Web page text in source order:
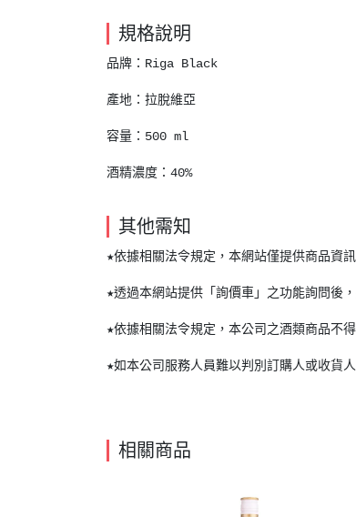
規格說明
品牌：Riga Black
產地：拉脫維亞
容量：500 ml
酒精濃度：40%
其他需知
★依據相關法令規定，本網站僅提供商品資
★透過本網站提供「詢價車」之功能詢問後
★依據相關法令規定，本公司之酒類商品不
★如本公司服務人員難以判別訂購人或收貨
相關商品